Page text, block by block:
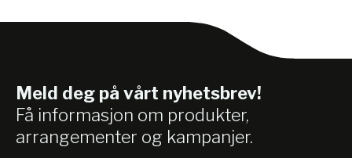
Meld deg på vårt nyhetsbrev!
Få informasjon om produkter,
arrangementer og kampanjer.